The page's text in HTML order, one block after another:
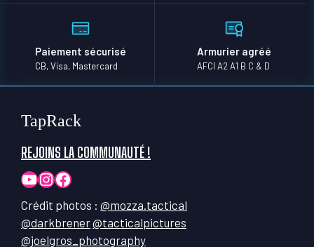
Paiement sécurisé
CB, Visa, Mastercard
Armurier agréé
AFCI A2 A1 B C & D
TapRack
REJOINS LA COMMUNAUTÉ !
YouTube
Instagram
Facebook
Crédit photos : @mozza.tactical
@darkbrener@tacticalpictures
@joelgros_photography